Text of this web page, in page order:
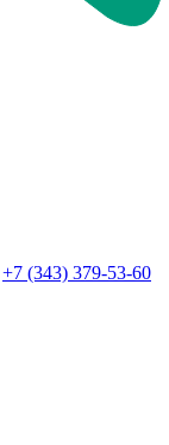
+7 (343) 379-53-60